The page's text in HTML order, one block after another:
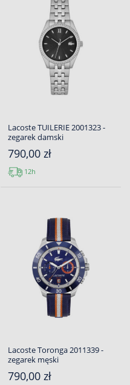
Lacoste TUILERIE 2001323 -
zegarek damski
790,00 zł
12h
Lacoste Toronga 2011339 -
zegarek męski
790,00 zł